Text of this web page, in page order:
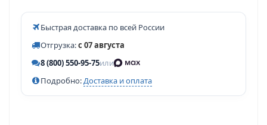
Быстрая доставка по всей России
Отгрузка:с 07 августа
8 (800) 550-95-75или
Подробно:Доставка и оплата